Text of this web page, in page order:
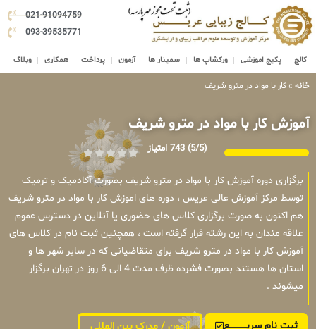
021-91094759
093-39535771
کالج پکیج اموزشی ورکشاپ ها سمینار ها آزمون پرداخت همکاری وبلاگ
خانه » کار با مواد در مترو شریف
آموزش کار با مواد در مترو شریف
(5/5) 743 امتیاز
برگزاری دوره آموزش کار با مواد در مترو شریف بصورت آکادمیک و ترمیک
توسط مرکز آموزش عالی عریس ، دوره های اموزش کار با مواد در مترو شریف
هم اکنون به صورت برگزاری کلاس های حضوری یا آنلاین در دسترس عموم
علاقه مندان به این رشته قرار گرفته است ، همچنین ثبت نام در کلاس های
آموزش کار با مواد در مترو شریف برای متقاضیانی که در سایر شهر ها و
استان ها هستند بصورت فشرده ظرف مدت 4 الی 6 روز در تهران برگزار
میشوند .
ثبت نام سریــــــــــــع